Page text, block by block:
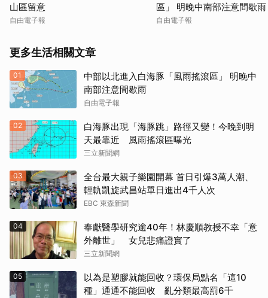
山區留意
自由電子報
區」 明晚中南部注意間歇雨
自由電子報
更多生活相關文章
01
中部以北進入白海豚「風雨搖滾區」 明晚中
南部注意間歇雨
自由電子報
02
白海豚出現「海豚跳」路徑又變！今晚到明
天最靠近 風雨搖滾區曝光
三立新聞網
03
全台最大親子樂園開幕 首日引爆3萬人潮、
輕軌凱旋武昌站單日進出4千人次
EBC 東森新聞
04
奉獻醫學研究逾40年！林慶順教授不幸「意
外離世」 女兒悲痛證實了
三立新聞網
05
以為是塑膠就能回收？環保局點名「這10
種」通通不能回收 亂分類最高罰6千